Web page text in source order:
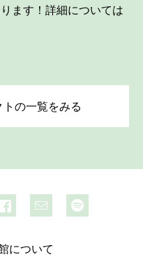
ます！詳細については
の一覧をみる
について